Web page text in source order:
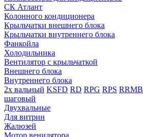
СК Атлант
Колонного кондиционера
Крыльчатки внешнего блока
Крыльчатки внутреннего блока
Фанкойла
Холодильника
Вентилятор с крыльчаткой
Внешнего блока
Внутреннего блока
2х вальный KSFD RD RPG RPS RRMB
шаговый
Двухвальные
Для витрин
Жалюзей
Мотор венилятора